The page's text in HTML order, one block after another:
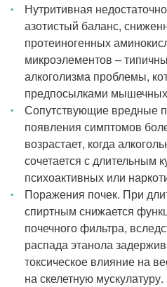
Нутритивная
азотистый баланс,
протеиногенных
микроэлементов –
алкоголизма проблемы,
предпосылками мышечных
Сопутствующие вредные
появления симптомов
возрастает, когда
сочетается с длительным
психоактивных или
Поражения почек. При
спиртным снижается
почечного фильтра,
распада этанола
токсическое влияние на
на скелетную мускулатуру.